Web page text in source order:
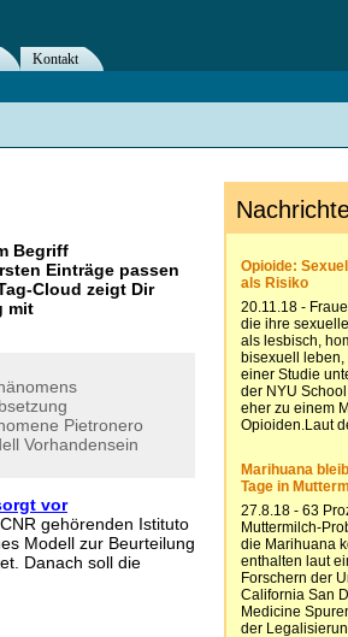
Begriff
Einträge passen
Cloud zeigt Dir
mit
Pietronero
Vorhandensein
vor
gehörenden Istituto
Modell zur Beurteilung
Danach soll die
Kontakt